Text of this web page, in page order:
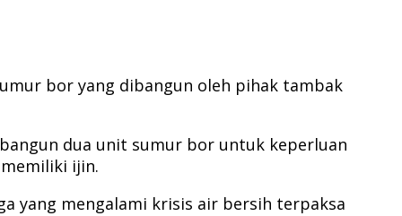
bor yang dibangun oleh pihak tambak
dua unit sumur bor untuk keperluan
ijin.
yang mengalami krisis air bersih terpaksa